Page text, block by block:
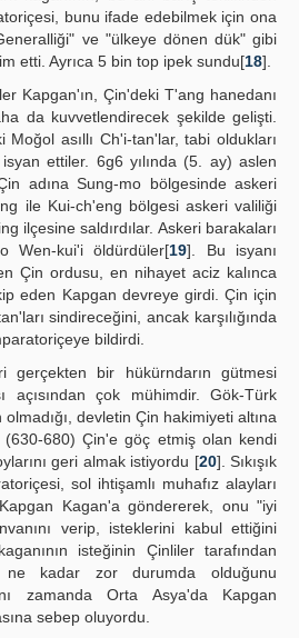
bunu ifade edebilmek için ona
ve "ülkeye dönen dük" gibi
etti. Ayrıca 5 bin top ipek sundu[18].
Kapgan'ın, Çin'deki T'ang hanedanı
da kuvvetlendirecek şekilde gelişti.
asıllı Ch'i-tan'lar, tabi oldukları
ettiler. 6g6 yılında (5. ay) aslen
adına Sung-mo bölgesinde askeri
ile Kui-ch'eng bölgesi askeri valiliği
ilçesine saldırdılar. Askeri barakaları
Wen-kui'i öldürdüler[19]. Bu isyanı
Çin ordusu, en nihayet aciz kalınca
eden Kapgan devreye girdi. Çin için
sindireceğini, ancak karşılığında
bildirdi.
gerçekten bir hükürndarın gütmesi
açısından çok mühimdir. Gök-Türk
olmadığı, devletin Çin hakimiyeti altına
680) Çin'e göç etmiş olan kendi
geri almak istiyordu [20]. Sıkışık
sol ihtişamlı muhafız alayları
Kagan'a göndererek, onu "iyi
verip, isteklerini kabul ettiğini
isteğinin Çinliler tarafından
ne kadar zor durumda olduğunu
zamanda Orta Asya'da Kapgan
sebep oluyordu.